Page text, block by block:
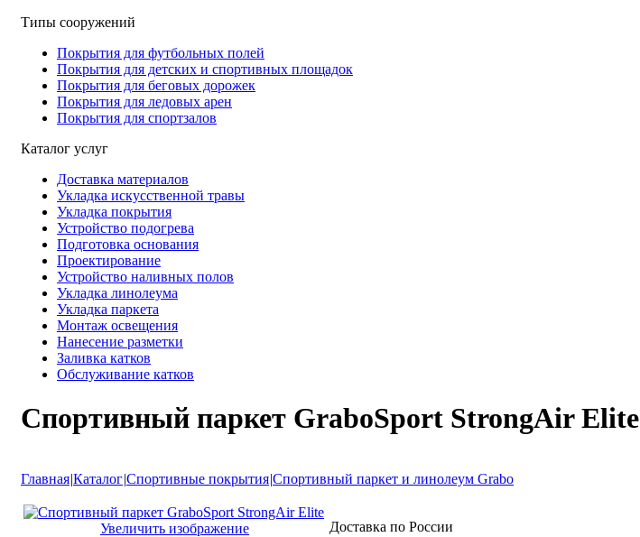
Типы сооружений
Покрытия для футбольных полей
Покрытия для детских и спортивных площадок
Покрытия для беговых дорожек
Покрытия для ледовых арен
Покрытия для спортзалов
Каталог услуг
Доставка материалов
Укладка искусственной травы
Укладка покрытия
Устройство подогрева
Подготовка основания
Проектирование
Устройство наливных полов
Укладка линолеума
Укладка паркета
Монтаж освещения
Нанесение разметки
Заливка катков
Обслуживание катков
Спортивный паркет GraboSport StrongAir Elite
Главная|Каталог|Спортивные покрытия|Спортивный паркет и линолеум Grabo
Увеличить изображение
Доставка по России